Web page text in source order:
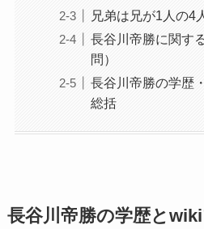
兄弟は兄が1人の4
長谷川帝勝に関す
問）
長谷川帝勝の学歴
総括
長谷川帝勝の学歴と